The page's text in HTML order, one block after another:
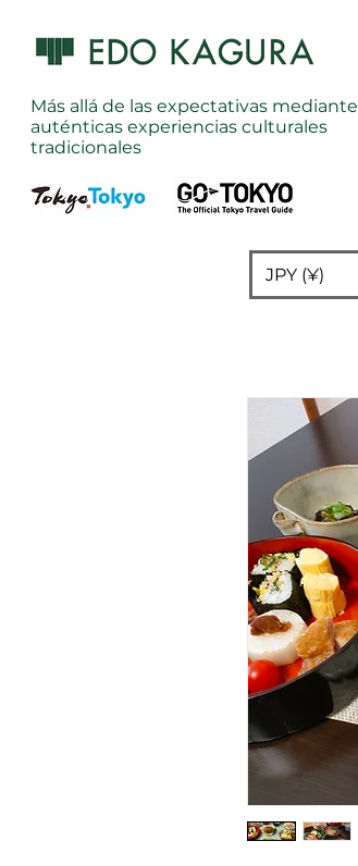
Más allá de las expectativas mediante
auténticas experiencias culturales
tradicionales
JPY (¥)